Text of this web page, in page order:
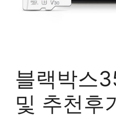
블랙박스
및 추천후